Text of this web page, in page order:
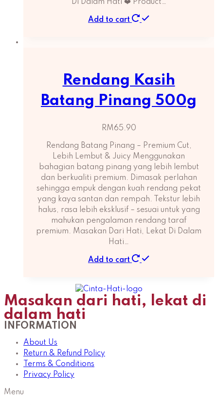
Di Dalam Hati ❤️ Product…
Add to cart
Rendang Kasih
Batang Pinang 500g
RM65.90
Rendang Batang Pinang – Premium Cut,
Lebih Lembut & Juicy Menggunakan
bahagian batang pinang yang lebih lembut
dan berkualiti premium. Dimasak perlahan
sehingga empuk dengan kuah rendang pekat
yang kaya santan dan rempah. Tekstur lebih
halus, rasa lebih eksklusif – sesuai untuk yang
mahukan pengalaman rendang taraf
premium. Masakan Dari Hati, Lekat Di Dalam
Hati…
Add to cart
Masakan dari hati, lekat di
dalam hati
INFORMATION
About Us
Return & Refund Policy
Terms & Conditions
Privacy Policy
Menu